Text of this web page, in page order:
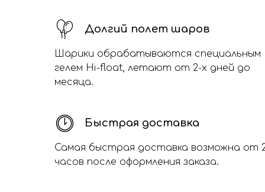
Долгий полет шаров
Шарики обрабатываются специальным
гелем Hi-float, летают от 2-х дней до
месяца.
Быстрая доставка
Самая быстрая доставка возможна от
часов после оформления заказа.